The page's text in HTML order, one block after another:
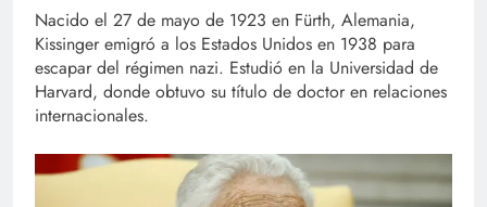
Nacido el 27 de mayo de 1923 en Fürth, Alemania,
Kissinger emigró a los Estados Unidos en 1938 para
escapar del régimen nazi. Estudió en la Universidad de
Harvard, donde obtuvo su título de doctor en relaciones
internacionales.